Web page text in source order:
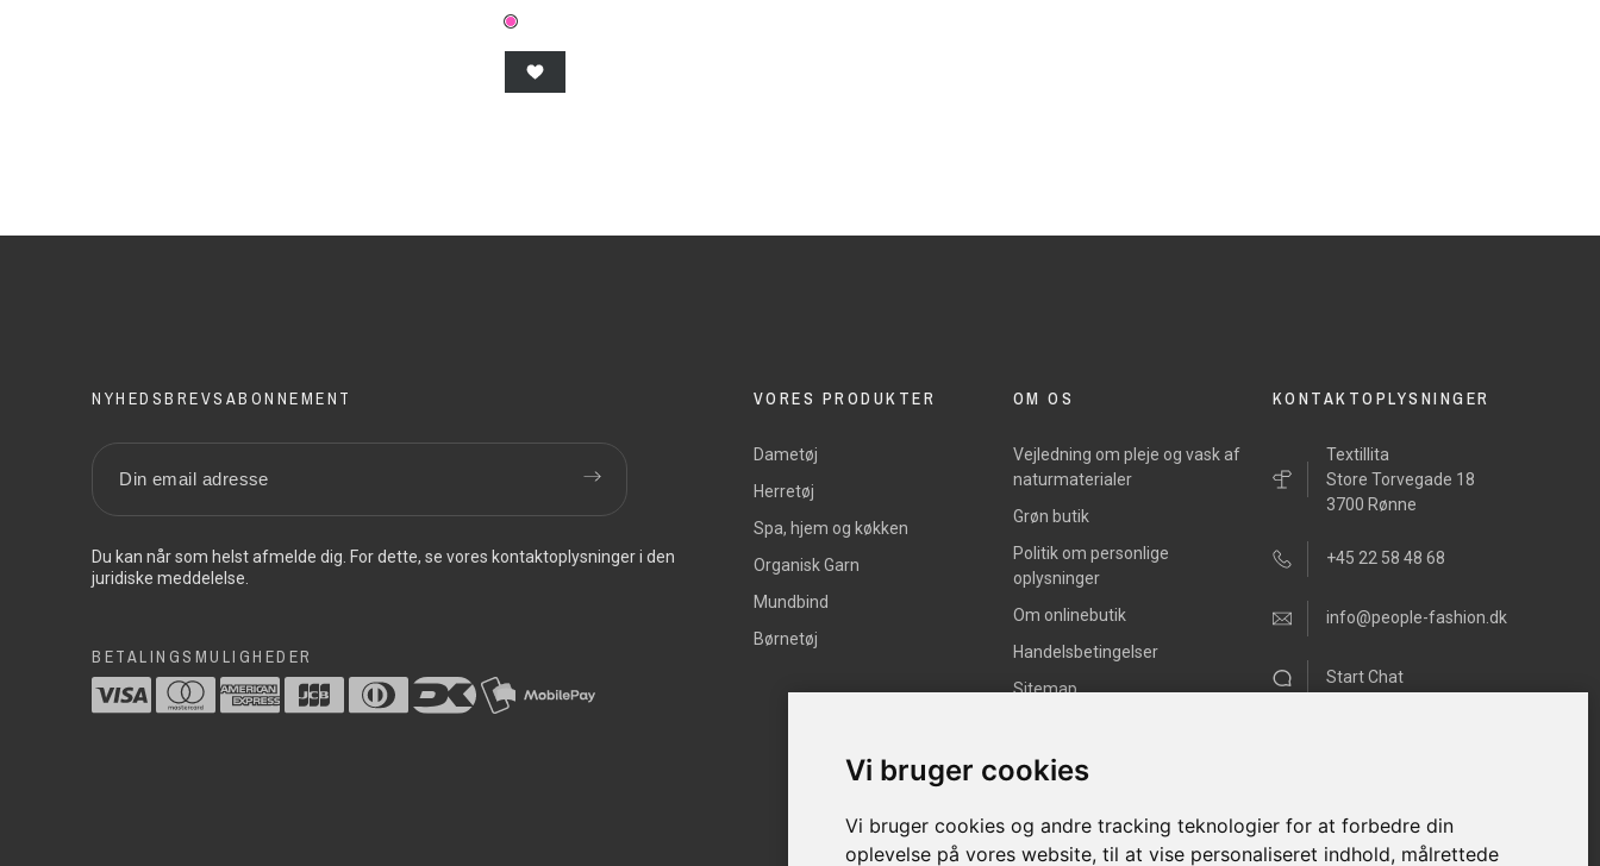
Vi bruger cookies
Vi bruger cookies og andre tracking teknologier for at forbedre din
oplevelse på vores website, til at vise personaliseret indhold, målrettede
107 pink
NYHEDSBREVSABONNEMENT
Du kan når som helst afmelde dig. For dette, se vores kontaktoplysninger i den
juridiske meddelelse.
BETALINGSMULIGHEDER
VORES PRODUKTER
Dametøj
Herretøj
Spa, hjem og køkken
Organisk Garn
Mundbind
Børnetøj
OM OS
Vejledning om pleje og vask af
naturmaterialer
Grøn butik
Politik om personlige
oplysninger
Om onlinebutik
Handelsbetingelser
Sitemap
KONTAKTOPLYSNINGER
Textillita
Store Torvegade 18
3700 Rønne
+45 22 58 48 68
info@people-fashion.dk
Start Chat